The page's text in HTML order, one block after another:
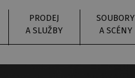
PRODEJ
A SLUŽBY
SOUBORY
A SCÉNY